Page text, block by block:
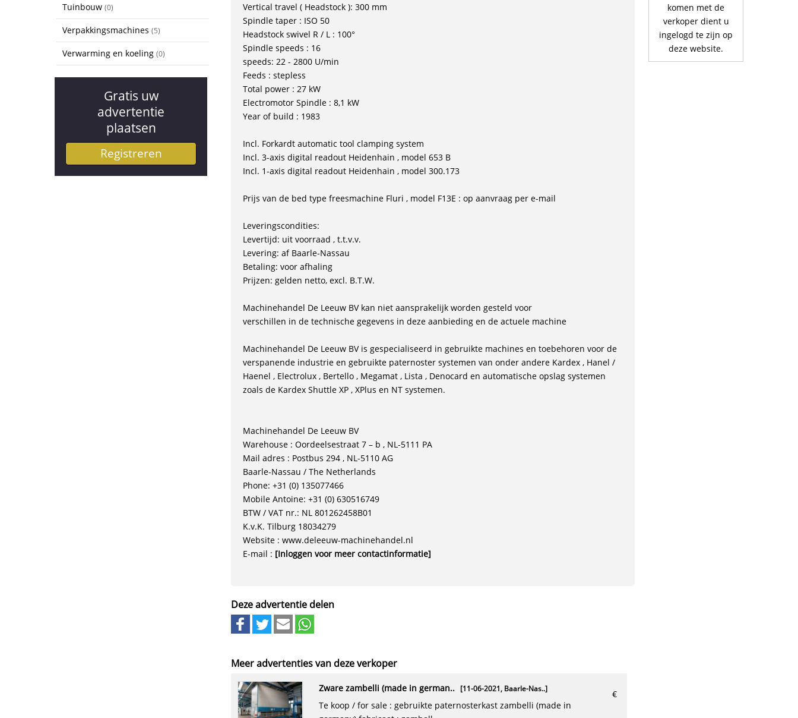
Tuinbouw (0)
Verpakkingsmachines (5)
Verwarming en koeling (0)
Gratis uw
advertentie
plaatsen
Registreren
Vertical travel ( Headstock ): 300 mm
Spindle taper : ISO 50
Headstock swivel R / L : 100°
Spindle speeds : 16
speeds: 22 - 2800 U/min
Feeds : stepless
Total power : 27 kW
Electromotor Spindle : 8,1 kW
Year of build : 1983
Incl. Forkardt automatic tool clamping system
Incl. 3-axis digital readout Heidenhain , model 653 B
Incl. 1-axis digital readout Heidenhain , model 300.173
Prijs van de bed type freesmachine Fluri , model F13E : op aanvraag per e-mail
Leveringscondities:
Levertijd: uit voorraad , t.t.v.v.
Levering: af Baarle-Nassau
Betaling: voor afhaling
Prijzen: gelden netto, excl. B.T.W.
Machinehandel De Leeuw BV kan niet aansprakelijk worden gesteld voor
verschillen in de technische gegevens in deze aanbieding en de actuele machine
Machinehandel De Leeuw BV is gespecialiseerd in gebruikte machines en toebehoren voor de
verspanende industrie en gebruikte paternoster systemen van onder andere Kardex , Hanel /
Haenel , Electrolux , Bertello , Megamat , Lista , Denocard en automatische opslag systemen
zoals de Kardex Shuttle XP , XPlus en NT systemen.
Machinehandel De Leeuw BV
Warehouse : Oordeelsestraat 7 – b , NL-5111 PA
Mail adres : Postbus 294 , NL-5110 AG
Baarle-Nassau / The Netherlands
Phone: +31 (0) 135077466
Mobile Antoine: +31 (0) 630516749
BTW / VAT nr.: NL 801262458B01
K.v.K. Tilburg 18034279
Website : www.deleeuw-machinehandel.nl
E-mail : [Inloggen voor meer contactinformatie]
Deze advertentie delen
Meer advertenties van deze verkoper
€
zware zambelli (made in german.. [11-06-2021, Baarle-Nas..]
te koop / for sale : gebruikte paternosterkast zambelli (made in
komen met de
verkoper dient u
ingelogd te zijn op
deze website.